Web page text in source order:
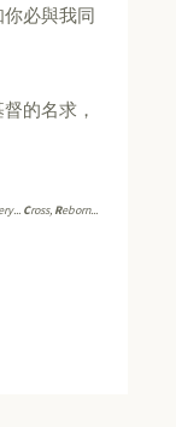
必與我同
的名求，
Cross, Reborn...